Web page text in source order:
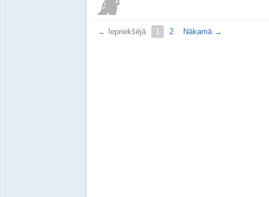
← Iepriekšējā 1 2 Nākamā →